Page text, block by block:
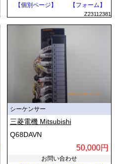
【個別ページ】
【フォーム】
Z23112381
シーケンサー
三菱電機 Mitsubishi
Q68DAVN
50,000円
お問い合わせ